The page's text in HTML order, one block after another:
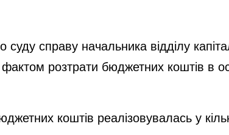
справу начальника відділу
фактом розтрати бюджетних коштів в
коштів реалізовувалась у